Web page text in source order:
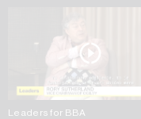
Leaders for BBA